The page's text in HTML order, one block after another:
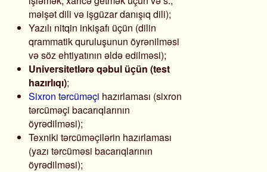
məişət dili və işgüzar danışıq dili);
Yazılı nitqin inkişafı üçün (dilin
qrammatik quruluşunun öyrənilməsi
və söz ehtiyatının əldə edilməsi);
Universitetlərə qəbul üçün (test
hazırlıqı);
Sixron tərcüməçi hazırlaması (sixron
tərcüməçi bacarıqlarının
öyrədilməsi);
Texniki tərcüməçilərin hazırlaması
(yazı tərcüməsi bacarıqlarının
öyrədilməsi);